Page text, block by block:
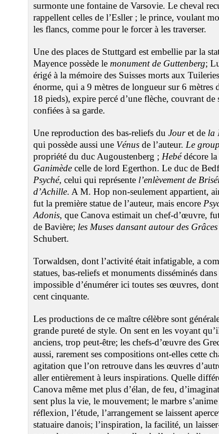
surmonte une fontaine de Varsovie. Le cheval
rappellent celles de l’Esller ; le prince, voulant
les flancs, comme pour le forcer à les traverser.
Une des places de Stuttgard est embellie par la
Mayence possède le monument de Guttenberg;
érigé à la mémoire des Suisses morts aux
énorme, qui a 9 mètres de longueur sur 6 mètres
18 pieds), expire percé d’une flèche, couvrant de
confiées à sa garde.
Une reproduction des bas-reliefs du Jouret de la
qui possède aussi une Vénus de l’auteur. Le
propriété du duc Augoustenberg ; Hebédécore
Ganimède celle de lord Egerthon. Le duc de
Psyché, celui qui représente l’enlèvement de
d’Achille. A M. Hop non-seulement appartient,
fut la première statue de l’auteur, mais encore
Adonis, que Canova estimait un chef-d’œuvre,
de Bavière; les Muses dansant autour des Grâces
Schubert.
Torwaldsen, dont l’activité était infatigable, a
statues, bas-reliefs et monuments disséminés
impossible d’énumérer ici toutes ses œuvres,
cent cinquante.
Les productions de ce maître célèbre sont
grande pureté de style. On sent en les voyant
anciens, trop peut-être; les chefs-d’œuvre des
aussi, rarement ses compositions ont-elles cette
agitation que l’on retrouve dans les œuvres
aller entièrement à leurs inspirations. Quelle
Canova même met plus d’élan, de feu,
sent plus la vie, le mouvement; le marbre
réflexion, l’étude, l’arrangement se laissent
statuaire danois; l’inspiration, la facilité, un